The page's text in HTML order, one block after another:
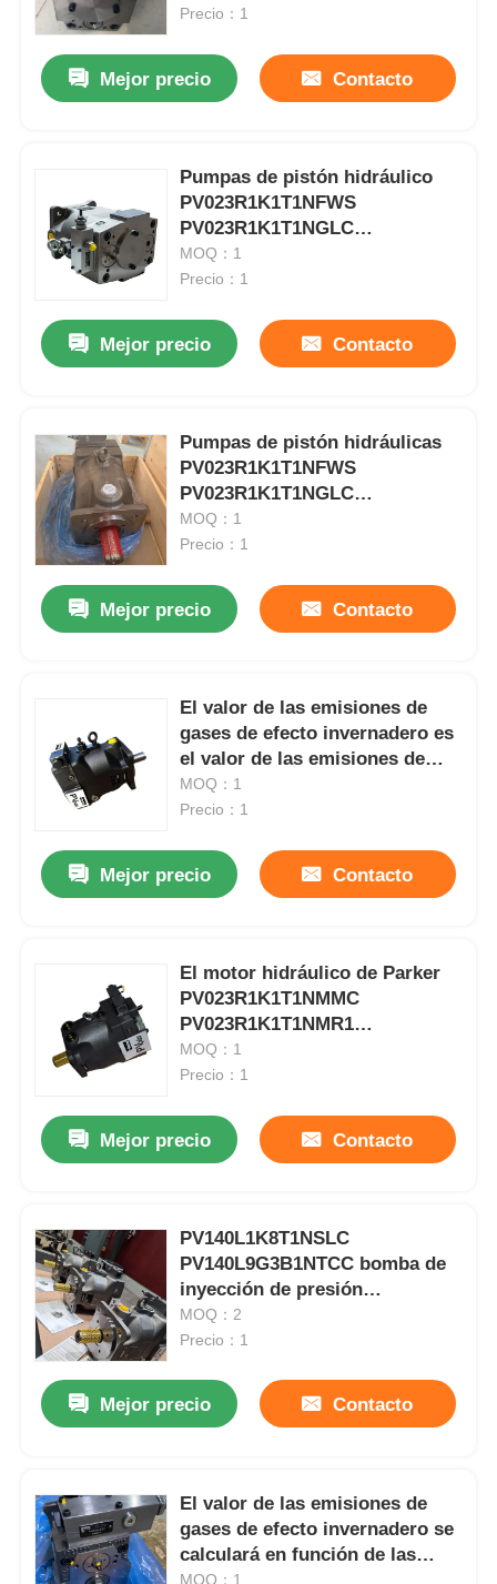
Productos
Vídeos
Acerca de nosotros
Control de calidad
Contacta con nosotros
Noticias
Casos de trabajo
Solicitar una cita
Precio：1
Mejor precio Contacto
Pumpas de pistón hidráulico
PV023R1K1T1NFWS
PV023R1K1T1NGLC
PV023R1K1T1NHLC
MOQ：1
Precio：1
Mejor precio Contacto
Pumpas de pistón hidráulicas
PV023R1K1T1NFWS
PV023R1K1T1NGLC
PV023R1K1T1NHLC
MOQ：1
Precio：1
Mejor precio Contacto
El valor de las emisiones de
gases de efecto invernadero es
el valor de las emisiones de
gases de efecto invernadero,
que es el valor de las emisiones
MOQ：1
Precio：1
Mejor precio Contacto
El motor hidráulico de Parker
PV023R1K1T1NMMC
PV023R1K1T1NMR1
PV023R1K1T1NUPG
MOQ：1
Precio：1
Mejor precio Contacto
PV140L1K8T1NSLC
PV140L9G3B1NTCC bomba de
inyección de presión
PV140R1D3T1VFHS
MOQ：2
Precio：1
Mejor precio Contacto
El valor de las emisiones de
gases de efecto invernadero se
calculará en función de las
emisiones de gases de efecto
MOQ：1